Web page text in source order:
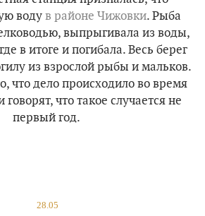
воду в районе Чижовки. Рыба
выпрыгивала из воды,
в итоге и погибала. Весь берег
из взрослой рыбы и мальков.
что дело происходило во время
что такое случается не
первый год.
28.05